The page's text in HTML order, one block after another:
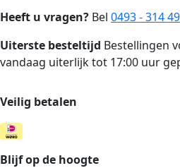
Heeft u vragen? Bel 0493 - 314
Uiterste besteltijd Bestellingen
vandaag uiterlijk tot 17:00 uur
Veilig betalen
Blijf op de hoogte